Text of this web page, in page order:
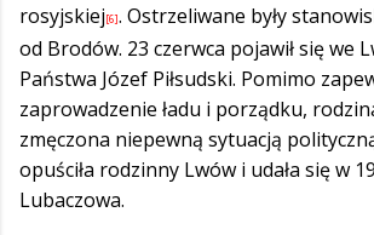
rosyjskiej[6]. Ostrzeliwane były
od Brodów. 23 czerwca pojawił się we
Państwa Józef Piłsudski. Pomimo
zaprowadzenie ładu i porządku,
zmęczona niepewną sytuacją
opuściła rodzinny Lwów i udała się w
Lubaczowa.